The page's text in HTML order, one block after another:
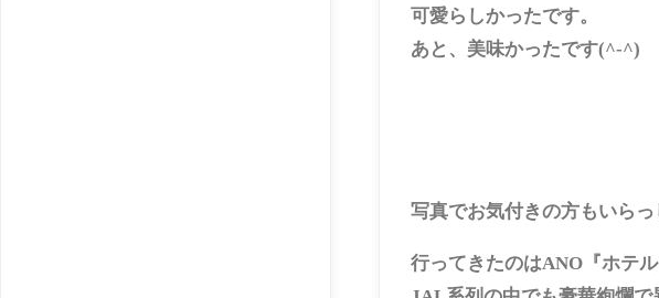
可愛らしかったです。
あと、美味かったです(^-^)
写真でお気付きの方もいらっ
行ってきたのはANO『ホテル